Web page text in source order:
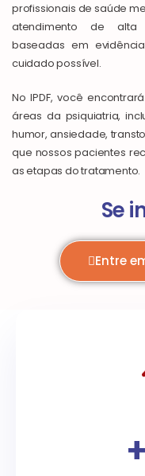
profissionais de saúde
atendimento de alta
baseadas em
cuidado possível.
No IPDF, você
áreas da psiquiatria,
humor, ansiedade,
que nossos pacientes
as etapas do tratamento.
Se
Entre